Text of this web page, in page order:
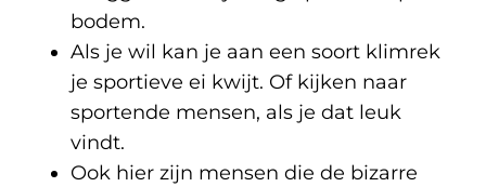
bodem.
Als je wil kan je aan een soort klimrek
je sportieve ei kwijt. Of kijken naar
sportende mensen, als je dat leuk
vindt.
Ook hier zijn mensen die de bizarre